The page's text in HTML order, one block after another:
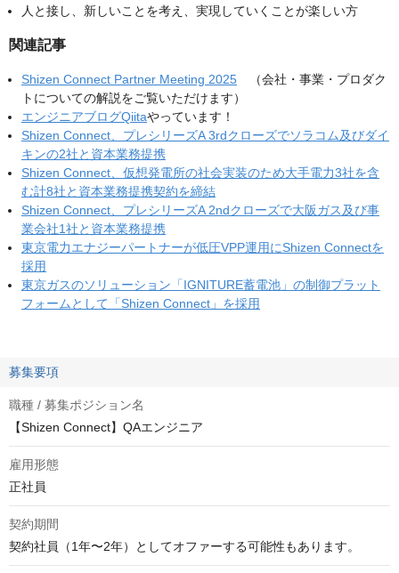
人と接し、新しいことを考え、実現していくことが楽しい方
関連記事
Shizen Connect Partner Meeting 2025 （会社・事業・プロダク
トについての解説をご覧いただけます）
エンジニアブログQiitaやっています！
Shizen Connect、プレシリーズA 3rdクローズでソラコム及びダイ
キンの2社と資本業務提携
Shizen Connect、仮想発電所の社会実装のため大手電力3社を含
む計8社と資本業務提携契約を締結
Shizen Connect、プレシリーズA 2ndクローズで大阪ガス及び事
業会社1社と資本業務提携
東京電力エナジーパートナーが低圧VPP運用にShizen Connectを
採用
東京ガスのソリューション「IGNITURE蓄電池」の制御プラット
フォームとして「Shizen Connect」を採用
募集要項
職種 / 募集ポジション名
【Shizen Connect】QAエンジニア
雇用形態
正社員
契約期間
契約社員（1年〜2年）としてオファーする可能性もあります。